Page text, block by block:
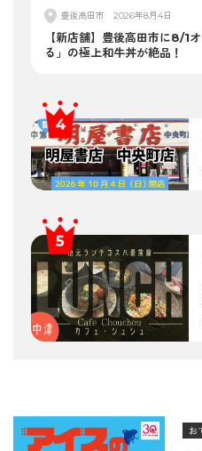
豊後高田市 2026年8月4日
【新店舗】豊後高田市に8/1
る」の極上和牛丼が絶品！
お